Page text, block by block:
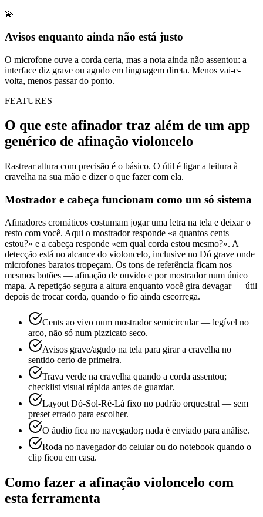
💫
Avisos enquanto ainda não está justo
O microfone ouve a corda certa, mas a nota ainda não assentou: a
interface diz grave ou agudo em linguagem direta. Menos vai-e-
volta, menos passar do ponto.
FEATURES
O que este afinador traz além de um app
genérico de afinação violoncelo
Rastrear altura com precisão é o básico. O útil é ligar a leitura à
cravelha na sua mão e dizer o que fazer com ela.
Mostrador e cabeça funcionam como um só sistema
Afinadores cromáticos costumam jogar uma letra na tela e deixar o
resto com você. Aqui o mostrador responde «a quantos cents
estou?» e a cabeça responde «em qual corda estou mesmo?». A
detecção está no alcance do violoncelo, inclusive no Dó grave onde
microfones baratos tropeçam. Os tons de referência ficam nos
mesmos botões — afinação de ouvido e por mostrador num único
mapa. A repetição segura a altura enquanto você gira devagar — útil
depois de trocar corda, quando o fio ainda escorrega.
Cents ao vivo num mostrador semicircular — legível no
arco, não só num pizzicato seco.
Avisos grave/agudo na tela para girar a cravelha no
sentido certo de primeira.
Trava verde na cravelha quando a corda assentou;
checklist visual rápida antes de guardar.
Layout Dó-Sol-Ré-Lá fixo no padrão orquestral — sem
preset errado para escolher.
O áudio fica no navegador; nada é enviado para análise.
Roda no navegador do celular ou do notebook quando o
clip ficou em casa.
Como fazer a afinação violoncelo com
esta ferramenta